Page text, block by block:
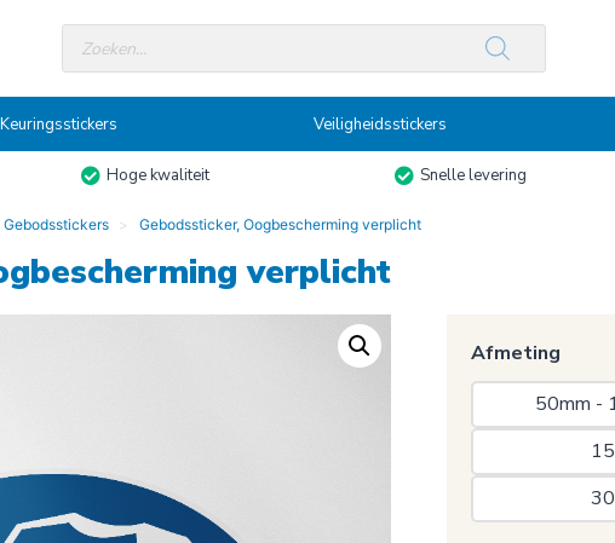
Producten
zoeken
Keuringsstickers Veiligheidsstickers
Hoge kwaliteit Snelle levering
Gebodsstickers Gebodssticker, Oogbescherming verplicht
verplicht
Afmeting
50mm -